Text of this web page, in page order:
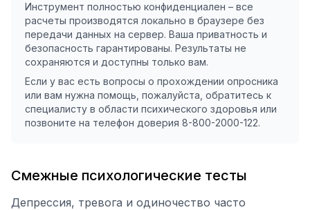
Инструмент полностью конфиденциален – все
расчеты производятся локально в браузере без
передачи данных на сервер. Ваша приватность и
безопасность гарантированы. Результаты не
сохраняются и доступны только вам.
Если у вас есть вопросы о прохождении опросника
или вам нужна помощь, пожалуйста, обратитесь к
специалисту в области психического здоровья или
позвоните на телефон доверия 8-800-2000-122.
Смежные психологические тесты
Депрессия, тревога и одиночество часто